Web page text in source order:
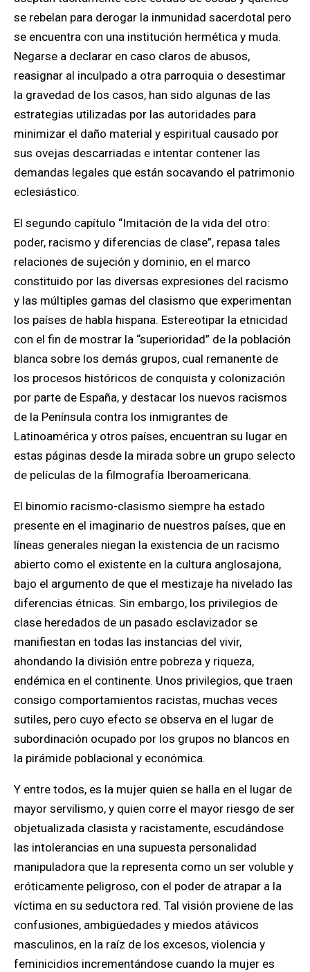
se rebelan para derogar la inmunidad sacerdotal pero
se encuentra con una institución hermética y muda.
Negarse a declarar en caso claros de abusos,
reasignar al inculpado a otra parroquia o desestimar
la gravedad de los casos, han sido algunas de las
estrategias utilizadas por las autoridades para
minimizar el daño material y espiritual causado por
sus ovejas descarriadas e intentar contener las
demandas legales que están socavando el patrimonio
eclesiástico.
El segundo capítulo “Imitación de la vida del otro:
poder, racismo y diferencias de clase”, repasa tales
relaciones de sujeción y dominio, en el marco
constituido por las diversas expresiones del racismo
y las múltiples gamas del clasismo que experimentan
los países de habla hispana. Estereotipar la etnicidad
con el fin de mostrar la “superioridad” de la población
blanca sobre los demás grupos, cual remanente de
los procesos históricos de conquista y colonización
por parte de España, y destacar los nuevos racismos
de la Península contra los inmigrantes de
Latinoamérica y otros países, encuentran su lugar en
estas páginas desde la mirada sobre un grupo selecto
de películas de la filmografía Iberoamericana.
El binomio racismo-clasismo siempre ha estado
presente en el imaginario de nuestros países, que en
líneas generales niegan la existencia de un racismo
abierto como el existente en la cultura anglosajona,
bajo el argumento de que el mestizaje ha nivelado las
diferencias étnicas. Sin embargo, los privilegios de
clase heredados de un pasado esclavizador se
manifiestan en todas las instancias del vivir,
ahondando la división entre pobreza y riqueza,
endémica en el continente. Unos privilegios, que traen
consigo comportamientos racistas, muchas veces
sutiles, pero cuyo efecto se observa en el lugar de
subordinación ocupado por los grupos no blancos en
la pirámide poblacional y económica.
Y entre todos, es la mujer quien se halla en el lugar de
mayor servilismo, y quien corre el mayor riesgo de ser
objetualizada clasista y racistamente, escudándose
las intolerancias en una supuesta personalidad
manipuladora que la representa como un ser voluble y
eróticamente peligroso, con el poder de atrapar a la
víctima en su seductora red. Tal visión proviene de las
confusiones, ambigüedades y miedos atávicos
masculinos, en la raíz de los excesos, violencia y
feminicidios incrementándose cuando la mujer es